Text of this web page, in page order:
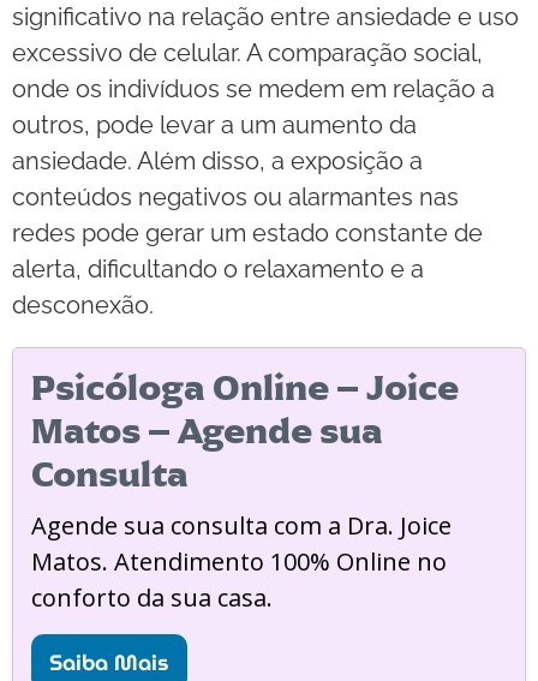
significativo na relação entre ansiedade e uso
excessivo de celular. A comparação social,
onde os indivíduos se medem em relação a
outros, pode levar a um aumento da
ansiedade. Além disso, a exposição a
conteúdos negativos ou alarmantes nas
redes pode gerar um estado constante de
alerta, dificultando o relaxamento e a
desconexão.
Psicóloga Online – Joice
Matos – Agende sua
Consulta
Agende sua consulta com a Dra. Joice
Matos. Atendimento 100% Online no
conforto da sua casa.
Saiba Mais